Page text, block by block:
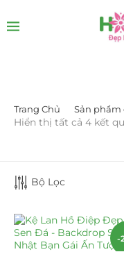
LỌC BỞI GIÁ
Trang Chủ Sản phẩm
Hiển thị tất cả 4 kết
Bộ Lọc
-